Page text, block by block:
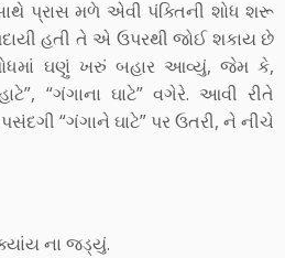
સાથે પ્રાસ મળે એવી પંક્તિની શોધ શરૂ
હતી તે એ ઉપરથી જોઈ શકાય છે
શોધમાં ઘણું ખરું બહાર આવ્યું, જેમ કે,
“ગંગાના ઘાટે” વગેરે. આવી રીતે
“ગંગાને ઘાટે” પર ઉતરી, ને નીચે
ના જડ્યું.